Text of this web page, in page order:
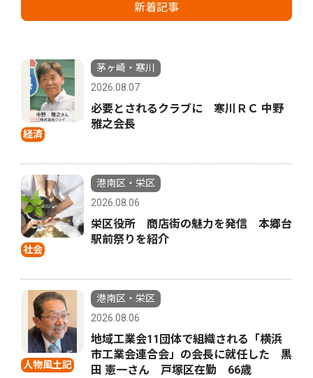
新着記事
経済
茅ヶ崎・寒川
2026.08.07
必要とされるクラブに 寒川ＲＣ 中野
雅之会長
社会
港南区・栄区
2026.08.06
栄区役所 商店街の魅力を発信 本郷台
駅前祭りを紹介
人物風土記
港南区・栄区
2026.08.06
地域工業会11団体で組織される「横浜
市工業会連合会」の会長に就任した 黒
田 憲一さん 戸塚区在勤 66歳